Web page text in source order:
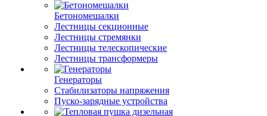
Бетономешалки
Лестницы секционные
Лестницы стремянки
Лестницы телескопические
Лестницы трансформеры
Генераторы
Стабилизаторы напряжения
Пуско-зарядные устройства